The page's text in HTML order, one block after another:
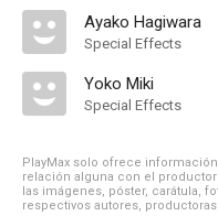
Ayako Hagiwara
Special Effects
Yoko Miki
Special Effects
PlayMax solo ofrece
relación alguna con el
las imágenes, póster, carátula,
respectivos autores,